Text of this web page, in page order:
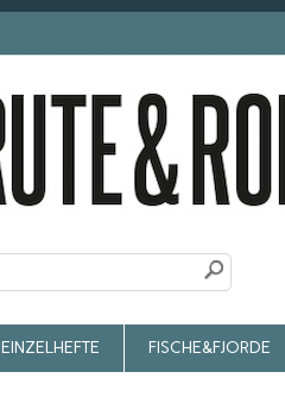
EINZELHEFTE FISCHE&FJORDE